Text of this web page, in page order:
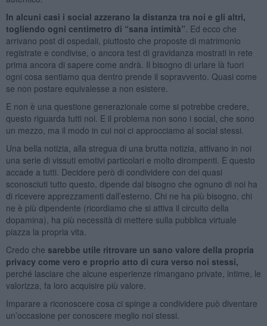
In alcuni casi i social azzerano la distanza tra noi e gli altri,
togliendo ogni centimetro di “sana intimità” . Ed ecco che
arrivano post di ospedali, piuttosto che proposte di matrimonio
registrate e condivise, o ancora test di gravidanza mostrati in rete
prima ancora di sapere come andrà. Il bisogno di urlare là fuori
ogni cosa sentiamo qua dentro prende il sopravvento. Quasi come
se non postare equivalesse a non esistere.
E non è una questione generazionale come si potrebbe credere,
questo riguarda tutti noi. E il problema non sono i social, che sono
un mezzo, ma il modo in cui noi ci approcciamo al social stessi.
Una bella notizia, alla stregua di una brutta notizia, attivano in noi
una serie di vissuti emotivi particolari e molto dirompenti. E questo
accade a tutti. Decidere però di condividere con dei quasi
sconosciuti tutto questo, dipende dal bisogno che ognuno di noi ha
di ricevere apprezzamenti dall’esterno. Chi ne ha più bisogno, chi
ne è più dipendente (ricordiamo che si attiva il circuito della
dopamina), ha più necessità di mettere sulla pubblica virtuale
piazza la propria vita.
Credo che sarebbe utile ritrovare un sano valore della propria
privacy come vero e proprio atto di cura verso noi stessi,
perché lasciare che alcune esperienze rimangano private, intime, le
valorizza, fa loro acquisire più valore.
Imparare a riconoscere cosa ci spinge a condividere può diventare
un’occasione per conoscere meglio noi stessi.